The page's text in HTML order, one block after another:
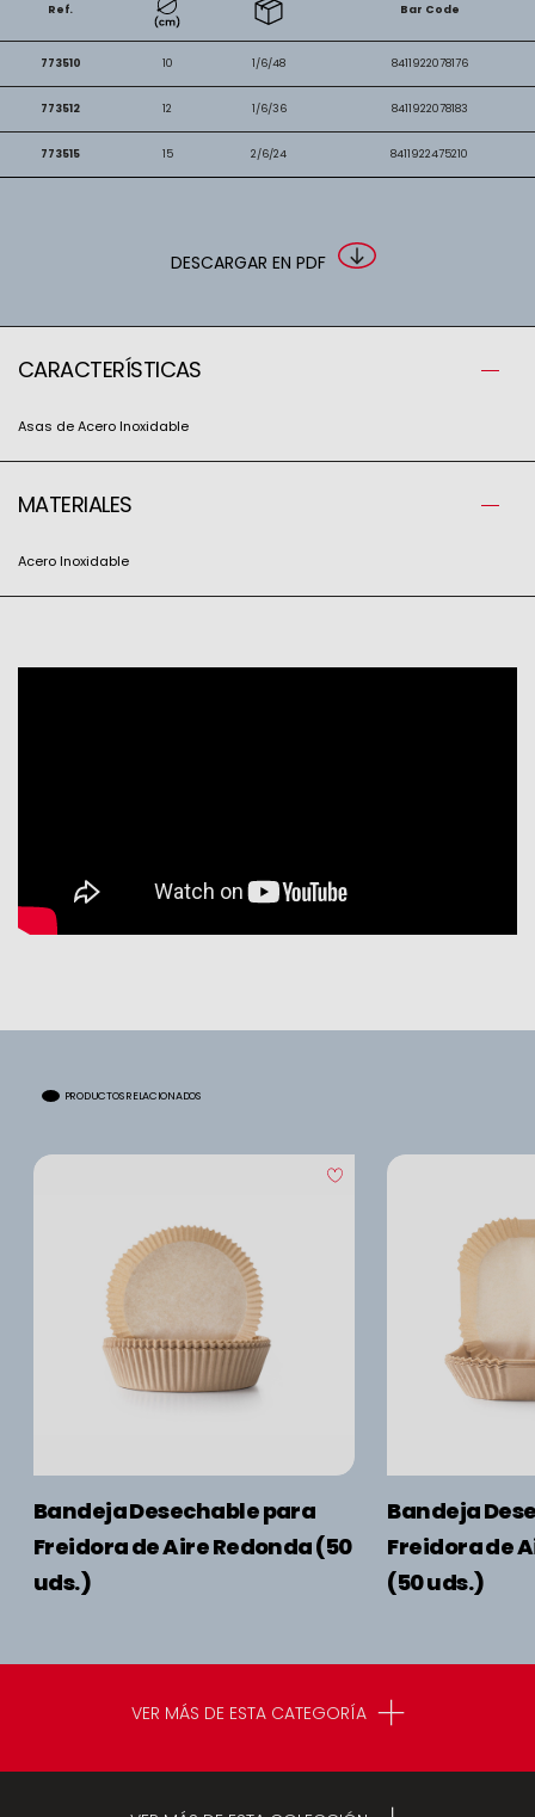
Ref. Bar Code
773510 10 1/6/48 8411922078176
773512 12 1/6/36 8411922078183
773515 15 2/6/24 8411922475210
DESCARGAR EN PDF
CARACTERÍSTICAS
Asas de Acero Inoxidable
MATERIALES
Acero Inoxidable
PRODUCTOS RELACIONADOS
Bandeja Desechable para
Freidora de Aire Redonda (50
uds.)
Bandeja
Freidora de
(50 uds.)
VER MÁS DE ESTA CATEGORÍA